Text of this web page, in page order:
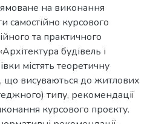
на виконання
самостійно курсового
та практичного
будівель і
містять теоретичну
висуваються до житлових
типу, рекомендації
курсового проєкту.